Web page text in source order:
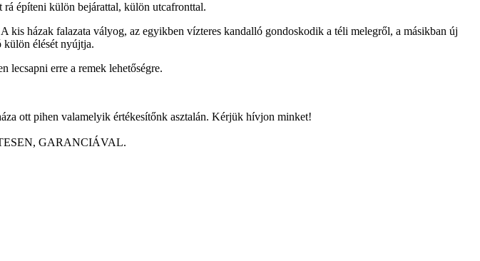
rá építeni külön bejárattal, külön utcafronttal.
házak falazata vályog, az egyikben vízteres kandalló gondoskodik a téli melegről, a másikban új
külön élését nyújtja.
lecsapni erre a remek lehetőségre.
ott pihen valamelyik értékesítőnk asztalán. Kérjük hívjon minket!
GARANCIÁVAL.